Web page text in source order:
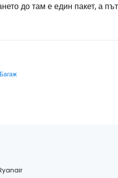
до там е един пакет, а
Багаж